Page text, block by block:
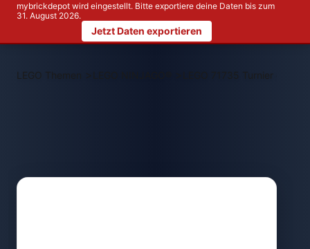
mybrickdepot wird eingestellt. Bitte exportiere deine Daten bis zum
31. August 2026.
Jetzt Daten exportieren
LEGO Themen > LEGO 71735 Turnier der